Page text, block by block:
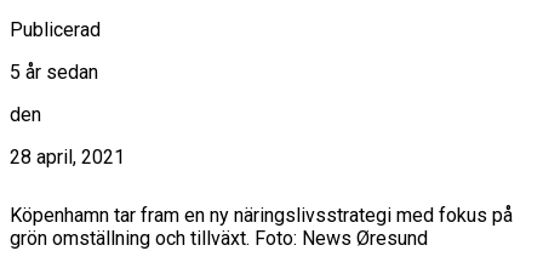
Publicerad
5 år sedan
den
28 april, 2021
Köpenhamn tar fram en ny näringslivsstrategi med fokus på
grön omställning och tillväxt. Foto: News Øresund